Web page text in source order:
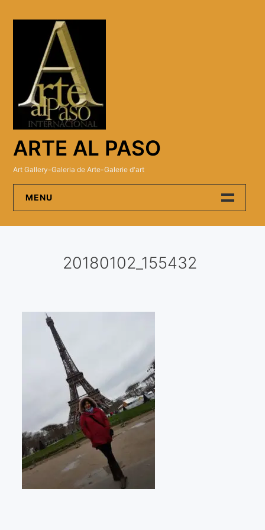
ARTE AL PASO
Art Gallery-Galeria de Arte-Galerie d'art
MENU
Visitas a los ateliers o talleres de artistas
Qué dicen de nosotros?
Aviso legal
Política de cookies
Expositions
Bruit de gommettes Paris 2025
20180102_155432